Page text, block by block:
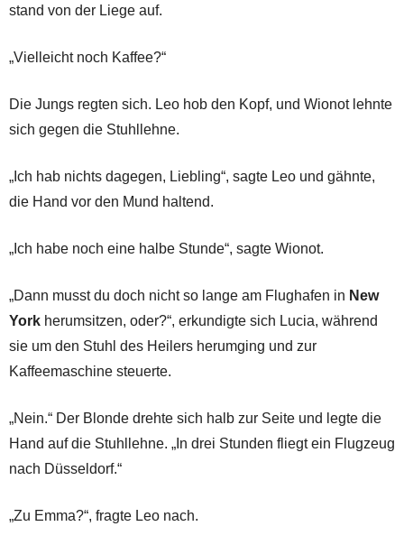
stand von der Liege auf.
„Vielleicht noch Kaffee?“
Die Jungs regten sich. Leo hob den Kopf, und Wionot lehnte
sich gegen die Stuhllehne.
„Ich hab nichts dagegen, Liebling“, sagte Leo und gähnte,
die Hand vor den Mund haltend.
„Ich habe noch eine halbe Stunde“, sagte Wionot.
„Dann musst du doch nicht so lange am Flughafen in New
York herumsitzen, oder?“, erkundigte sich Lucia, während
sie um den Stuhl des Heilers herumging und zur
Kaffeemaschine steuerte.
„Nein.“ Der Blonde drehte sich halb zur Seite und legte die
Hand auf die Stuhllehne. „In drei Stunden fliegt ein Flugzeug
nach Düsseldorf.“
„Zu Emma?“, fragte Leo nach.